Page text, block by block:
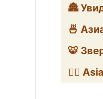
🏯
🍜
🐯
🧛‍♂️